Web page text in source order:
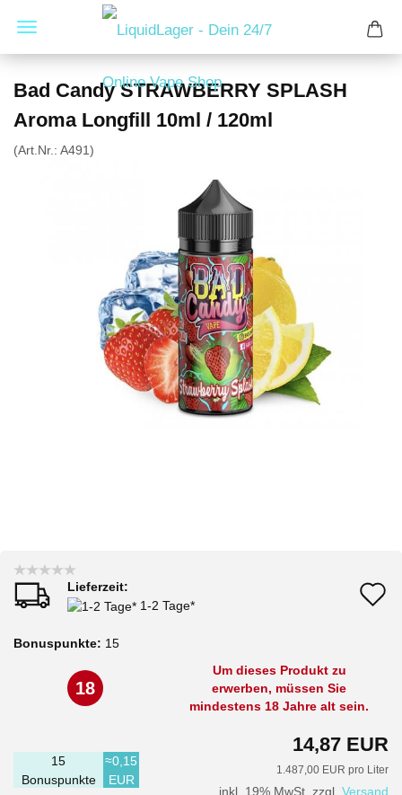
Bad Candy STRAWBERRY SPLASH
Aroma Longfill 10ml / 120ml
(Art.Nr.: A491)
Lieferzeit:
1-2 Tage*
Bonuspunkte: 15
18
Um dieses Produkt zu
erwerben, müssen Sie
mindestens 18 Jahre alt sein.
14,87 EUR
1.487,00 EUR pro Liter
inkl. 19% MwSt. zzgl. Versand
15
Bonuspunkte
≈0,15
EUR